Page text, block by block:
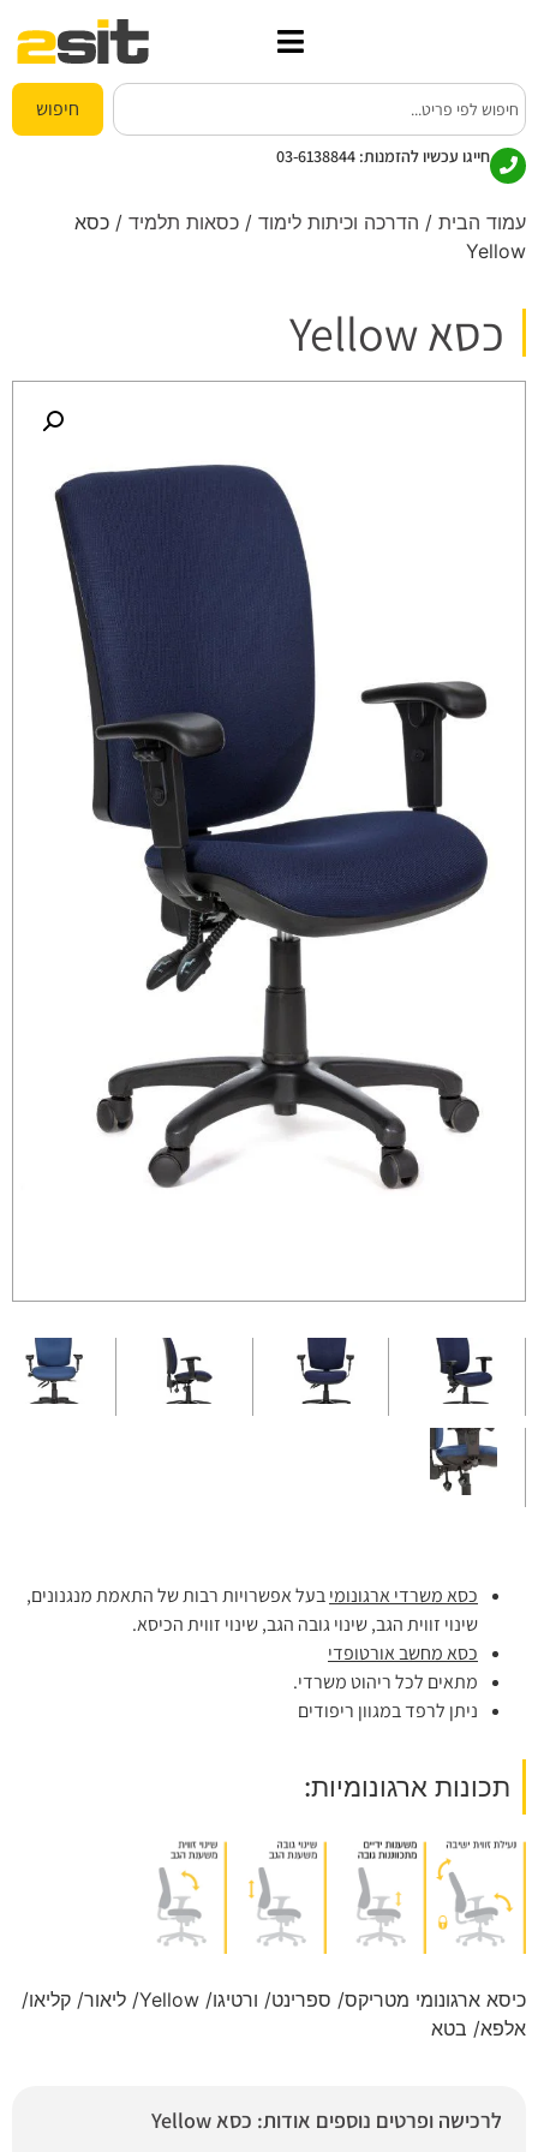
חיפוש
חייגו עכשיו להזמנות: 03-6138844
עמוד הבית / הדרכה וכיתות לימוד / כסאות תלמיד / כסא
Yellow
כסא Yellow
כסא משרדי ארגונומיבעל אפשרויות רבות של התאמת מנגנונים,
שינוי זווית הגב, שינוי גובה הגב, שינוי זווית הכיסא.
כסא מחשב אורטופדי
מתאים לכל ריהוט משרדי.
ניתן לרפד במגוון ריפודים
תכונות ארגונומיות:
כיסא ארגונומי מטריקס/ ספרינט/ ורטיגו/ Yellow/ ליאור/ קליאו/
אלפא/ בטא
לרכישה ופרטים נוספים אודות: כסא Yellow